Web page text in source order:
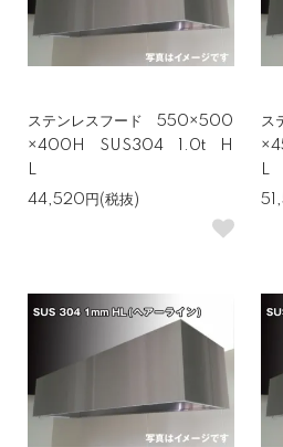
ステンレスフード 550×500
×400H SUS304 1.0t H
L
44,520円(税抜)
ス
L